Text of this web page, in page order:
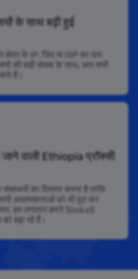
के साथ बढ़ी हुई
क्षेत्र के IP, ज़िप या ISP का पता
की बड़ी संख्या के साथ, आप सभी
हैं।
वाली Ethiopia प्रॉक्सी
संसाधनों का विस्तार करना है ताकि
आवश्यकताओं को भी पूरा कर
हम लगातार हमारे Socks5
बढ़ा रहे हैं।